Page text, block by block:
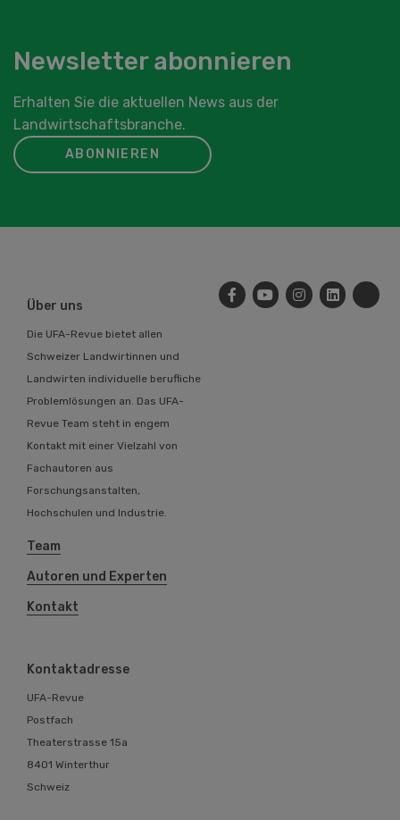
Newsletter abonnieren
Erhalten Sie die aktuellen News aus der
Landwirtschaftsbranche.
ABONNIEREN
Über uns
Die UFA-Revue bietet allen
Schweizer Landwirtinnen und
Landwirten individuelle berufliche
Problemlösungen an. Das UFA-
Revue Team steht in engem
Kontakt mit einer Vielzahl von
Fachautoren aus
Forschungsanstalten,
Hochschulen und Industrie.
Team
Autoren und Experten
Kontakt
Kontaktadresse
UFA-Revue
Postfach
Theaterstrasse 15a
8401 Winterthur
Schweiz